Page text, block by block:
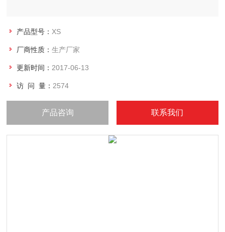
产品型号： XS
厂商性质：生产厂家
更新时间： 2017-06-13
访 问 量： 2574
产品咨询 联系我们